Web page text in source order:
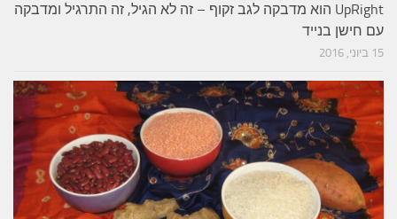
UpRight הוא מדבקה לגב זקוף – זה לא הגיל, זה התרגיל ומדבקה
עם חישן בנייד
15 ביוני, 2016